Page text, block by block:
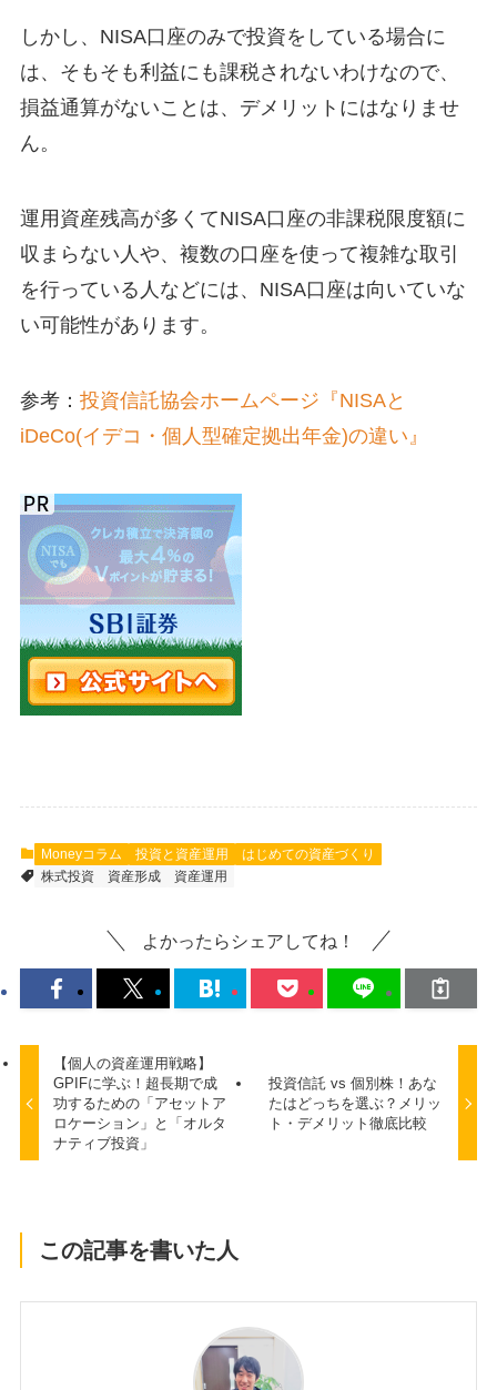
しかし、NISA口座のみで投資をしている場合に
は、そもそも利益にも課税されないわけなので、
損益通算がないことは、デメリットにはなりませ
ん。
運用資産残高が多くてNISA口座の非課税限度額に
収まらない人や、複数の口座を使って複雑な取引
を行っている人などには、NISA口座は向いていな
い可能性があります。
参考： 投資信託協会ホームページ『NISAと
iDeCo(イデコ・個人型確定拠出年金)の違い』
Moneyコラム 投資と資産運用
はじめての資産づくり
株式投資
資産形成 資産運用
よかったらシェアしてね！
【個人の資産運用戦略】
GPIFに学ぶ！超長期で成
功するための「アセットア
ロケーション」と「オルタ
ナティブ投資」
投資信託 vs 個別株！あな
たはどっちを選ぶ？メリッ
ト・デメリット徹底比較
この記事を書いた人